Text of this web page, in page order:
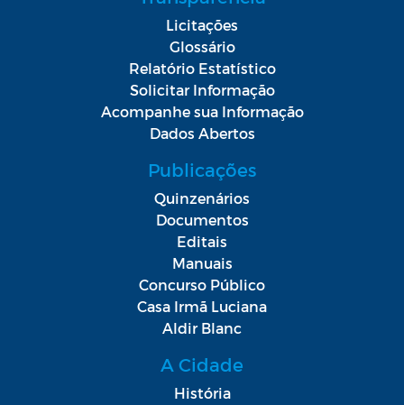
Licitações
Glossário
Relatório Estatístico
Solicitar Informação
Acompanhe sua Informação
Dados Abertos
Publicações
Quinzenários
Documentos
Editais
Manuais
Concurso Público
Casa Irmã Luciana
Aldir Blanc
A Cidade
História